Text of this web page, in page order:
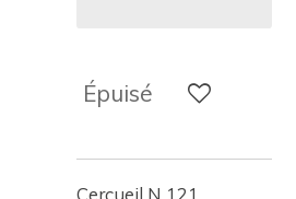
Épuisé
Cercueil N 121